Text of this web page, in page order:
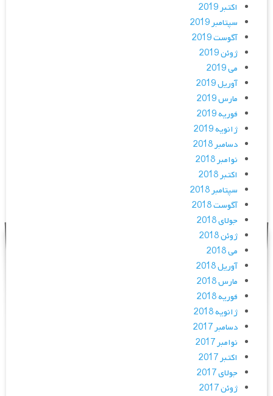
اکتبر 2019
سپتامبر 2019
آگوست 2019
ژوئن 2019
می 2019
آوریل 2019
مارس 2019
فوریه 2019
ژانویه 2019
دسامبر 2018
نوامبر 2018
اکتبر 2018
سپتامبر 2018
آگوست 2018
جولای 2018
ژوئن 2018
می 2018
آوریل 2018
مارس 2018
فوریه 2018
ژانویه 2018
دسامبر 2017
نوامبر 2017
اکتبر 2017
جولای 2017
ژوئن 2017